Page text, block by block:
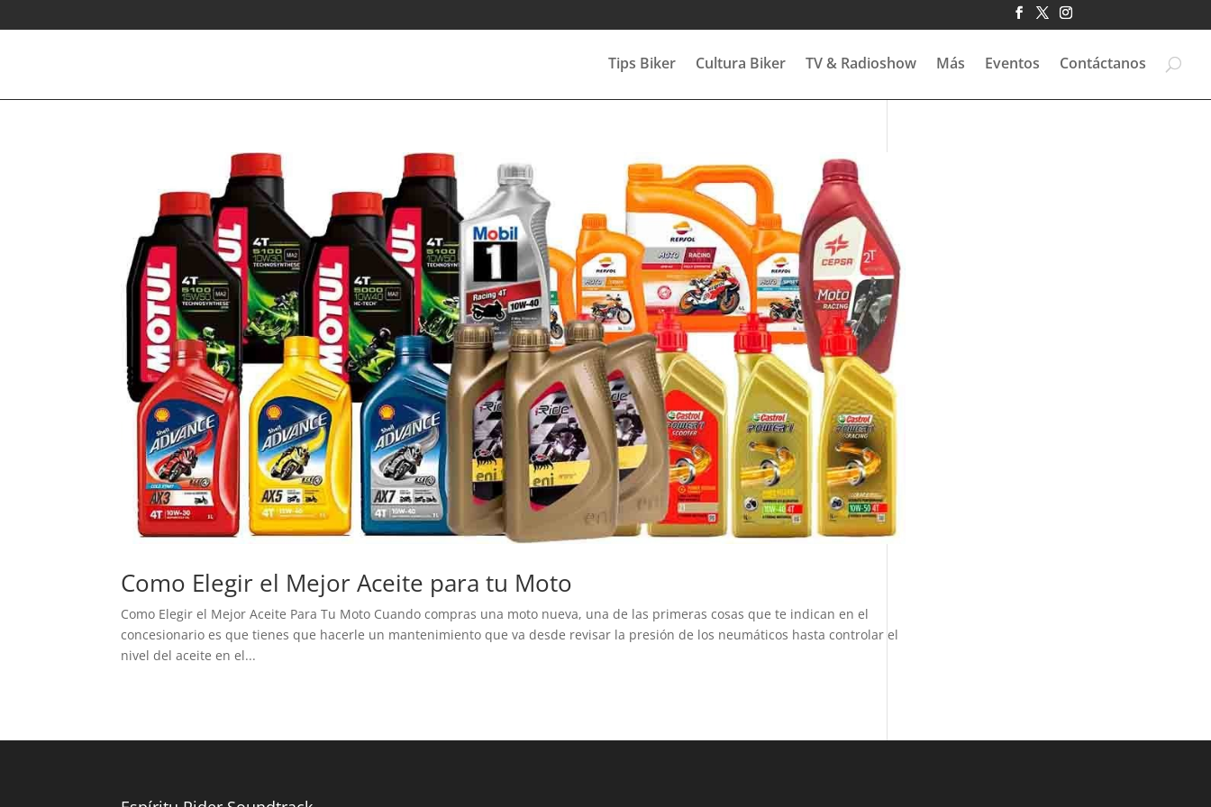
Tips Biker Cultura Biker TV & Radioshow Más Eventos Contáctanos
Como Elegir el Mejor Aceite para tu Moto
Como Elegir el Mejor Aceite Para Tu Moto Cuando compras una moto nueva, una de las primeras cosas que te indican en el
concesionario es que tienes que hacerle un mantenimiento que va desde revisar la presión de los neumáticos hasta controlar el
nivel del aceite en el...